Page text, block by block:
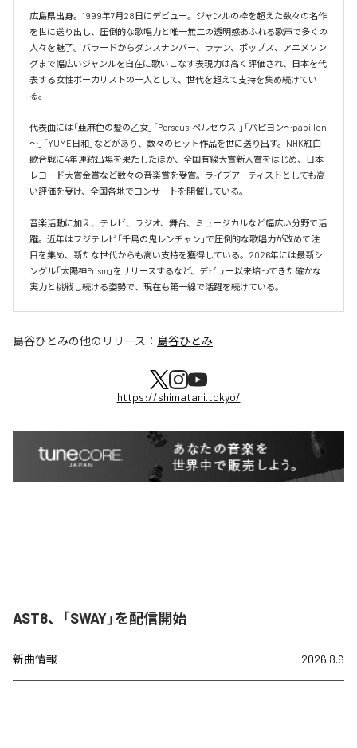
広島県出身。1999年7月28日にデビュー。ジャンルの枠を超えた数々の名作
を世に送り出し、圧倒的な歌唱力と唯一無二の透明感あふれる歌声で多くの
人々を魅了。バラードからダンスナンバー、ラテン、ポップス、アニメソン
グまで幅広いジャンルを自在に歌いこなす表現力は高く評価され、日本を代
表する女性ボーカリストの一人として、世代を超えて支持を集め続けてい
る。
代表曲には「亜麻色の髪の乙女」「Perseus-ペルセウス-」「パピヨン～papillon
～」「YUME日和」などがあり、数々のヒット作品を世に送り出す。NHK紅白
歌合戦に4年連続出場を果たしたほか、全国有線大賞新人賞をはじめ、日本
レコード大賞金賞など数々の音楽賞を受賞。ライブアーティストとしても高
い評価を受け、全国各地でコンサートを開催している。
音楽活動に加え、テレビ、ラジオ、舞台、ミュージカルなど幅広い分野で活
躍。近年はフジテレビ「千鳥の鬼レンチャン」で圧倒的な歌唱力が改めて注
目を集め、新たな世代からも高い支持を獲得している。2026年には最新シ
ングル「太陽神Prism」をリリースするなど、デビュー以来培ってきた確かな
実力と挑戦し続ける姿勢で、現在も第一線で活躍を続けている。
島谷ひとみの他のリリース： 島谷ひとみ
https://shimatani.tokyo/
AST8、「SWAY」を配信開始
新曲情報 2026.8.6